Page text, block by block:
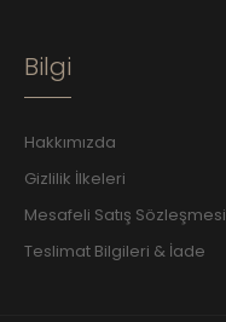
Bilgi
Hakkımızda
Gizlilik İlkeleri
Mesafeli Satış Sözleşmesi
Teslimat Bilgileri & İade